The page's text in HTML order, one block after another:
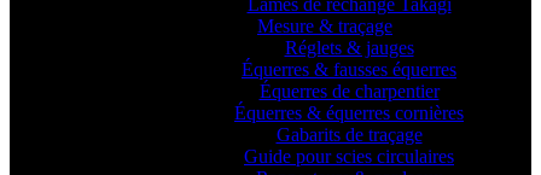
Lames de rechange Takagi
Mesure & traçage
Réglets & jauges
Équerres & fausses équerres
Équerres de charpentier
Équerres & équerres cornières
Gabarits de traçage
Guide pour scies circulaires